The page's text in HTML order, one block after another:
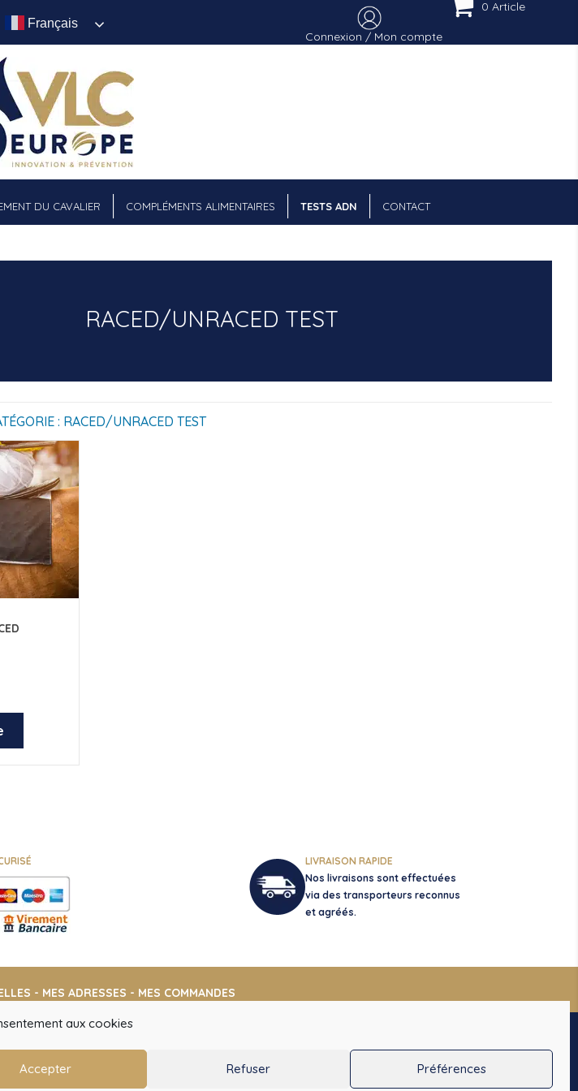
aux cookies
Accepter Refuser Préférences
Connexion / Mon compte
0 Article
DU CAVALIER COMPLÉMENTS ALIMENTAIRES TESTS ADN CONTACT
RACED/UNRACED TEST
: RACED/UNRACED TEST
LIVRAISON RAPIDE
Nos livraisons sont effectuées
via des transporteurs reconnus
et agréés.
- MES ADRESSES - MES COMMANDES
VLC EUROPE
DE LA PINSONNIERE
Français